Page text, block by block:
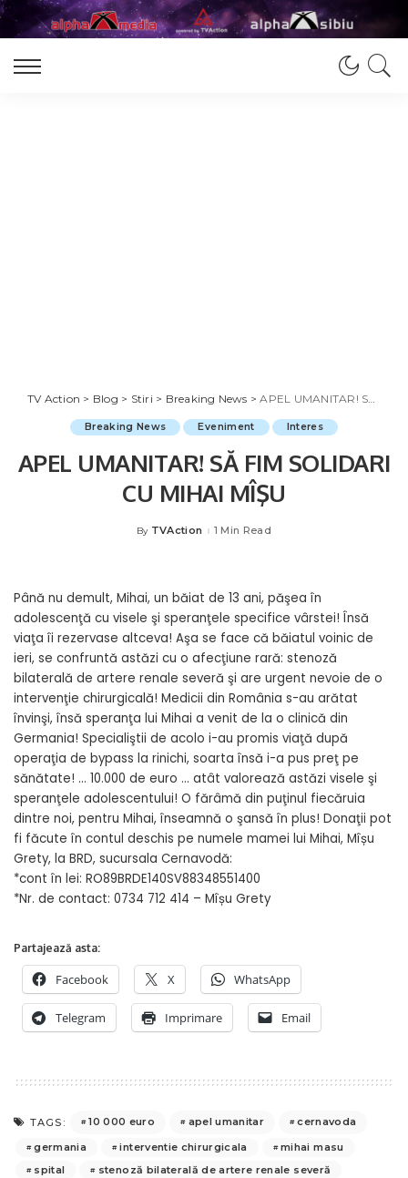
TV Action > Blog > Stiri > Breaking News >APEL UMANITAR! SĂ FIM SOLIDARI CU MIHAI MÎŞU
Breaking News Eveniment Interes
APEL UMANITAR! SĂ FIM SOLIDARI
CU MIHAI MÎŞU
Posted
By TVAction 1 Min Read
Până nu demult, Mihai, un băiat de 13 ani, păşea în
adolescenţă cu visele şi speranţele specifice vârstei! Însă
viaţa îi rezervase altceva! Aşa se face că băiatul voinic de
ieri, se confruntă astăzi cu o afecţiune rară: stenoză
bilaterală de artere renale severă şi are urgent nevoie de o
intervenţie chirurgicală! Medicii din România s-au arătat
învinşi, însă speranţa lui Mihai a venit de la o clinică din
Germania! Specialiştii de acolo i-au promis viaţă după
operaţia de bypass la rinichi, soarta însă i-a pus preţ pe
sănătate! … 10.000 de euro … atât valorează astăzi visele şi
speranţele adolescentului! O fărâmă din puţinul fiecăruia
dintre noi, pentru Mihai, înseamnă o şansă în plus! Donaţii pot
fi făcute în contul deschis pe numele mamei lui Mihai, Mîșu
Grety, la BRD, sucursala Cernavodă:
*cont în lei: RO89BRDE140SV88348551400
*Nr. de contact: 0734 712 414 – Mîșu Grety
Partajează asta:
Facebook X WhatsApp
Telegram Imprimare Email
TAGS: 10 000 euro apel umanitar
cernavoda
germania
interventie chirurgicala
mihai masu
spital
stenoză bilaterală de artere renale severă